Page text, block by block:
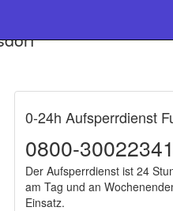
0-24h Aufsperrdienst
0800-
Der Aufsperrdienst ist 24
am Tag und an
Einsatz.